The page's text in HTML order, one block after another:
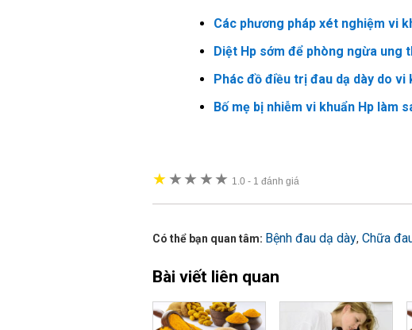
Các phương pháp xét nghiệm vi
Diệt Hp sớm để phòng ngừa ung
Phác đồ điều trị đau dạ dày do vi
Bố mẹ bị nhiễm vi khuẩn Hp làm
★ ★ ★ ★ ★
★ 1.0- 1 đánh giá
Có thể bạn quan tâm: Bệnh đau dạ dày, Chữa
Bài viết liên quan